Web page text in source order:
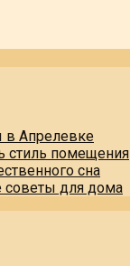
в Апрелевке
стиль помещения
сна
советы для дома